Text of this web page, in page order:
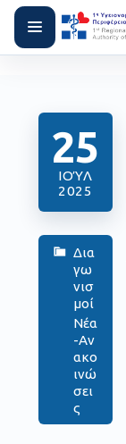
25
ΙΟΎΛ
2025
Δια
γω
νισ
μοί
Νέα
-Αν
ακο
ινώ
σει
ς